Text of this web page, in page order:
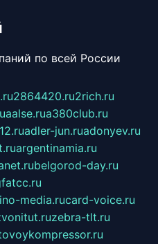
по всей России
2864420.ru2rich.ru
aalse.rua380club.ru
adler-jun.ruadonyev.ru
argentinamia.ru
belgorod-day.ru
media.rucard-voice.ru
zebra-tlt.ru